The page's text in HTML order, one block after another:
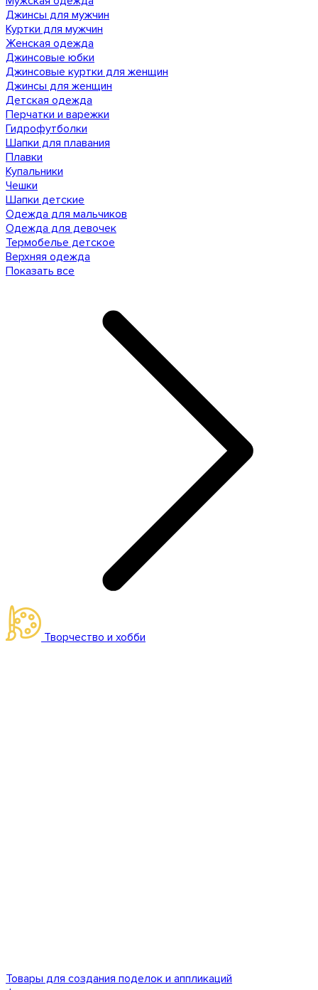
Джинсы для мужчин
Куртки для мужчин
Женская одежда
Джинсовые юбки
Джинсовые куртки для женщин
Джинсы для женщин
Детская одежда
Перчатки и варежки
Гидрофутболки
Шапки для плавания
Плавки
Купальники
Чешки
Шапки детские
Одежда для мальчиков
Одежда для девочек
Термобелье детское
Верхняя одежда
Показать все
Творчество и хобби
Товары для создания поделок и аппликаций